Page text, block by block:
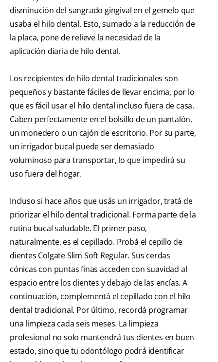
disminución del sangrado gingival en el gemelo que
usaba el hilo dental. Esto, sumado a la reducción de
la placa, pone de relieve la necesidad de la
aplicación diaria de hilo dental.
Los recipientes de hilo dental tradicionales son
pequeños y bastante fáciles de llevar encima, por lo
que es fácil usar el hilo dental incluso fuera de casa.
Caben perfectamente en el bolsillo de un pantalón,
un monedero o un cajón de escritorio. Por su parte,
un irrigador bucal puede ser demasiado
voluminoso para transportar, lo que impedirá su
uso fuera del hogar.
Incluso si hace años que usás un irrigador, tratá de
priorizar el hilo dental tradicional. Forma parte de la
rutina bucal saludable. El primer paso,
naturalmente, es el cepillado. Probá el cepillo de
dientes Colgate Slim Soft Regular. Sus cerdas
cónicas con puntas finas acceden con suavidad al
espacio entre los dientes y debajo de las encías. A
continuación, complementá el cepillado con el hilo
dental tradicional. Por último, recordá programar
una limpieza cada seis meses. La limpieza
profesional no solo mantendrá tus dientes en buen
estado, sino que tu odontólogo podrá identificar